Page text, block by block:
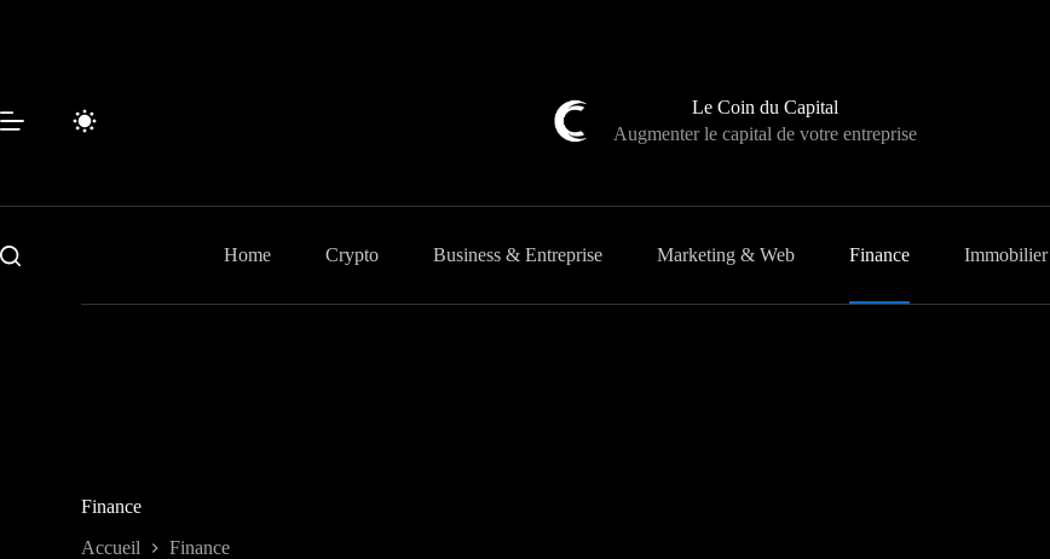
Le Coin du Capital
Augmenter le capital de votre entreprise
Home Crypto Business & Entreprise Marketing & Web Finance Immobilier
Finance
Accueil Finance